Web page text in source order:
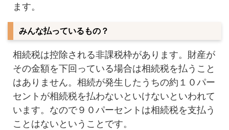
ます。
みんな払っているもの？
相続税は控除される非課税枠があります。財産が
その金額を下回っている場合は相続税を払うこと
はありません。相続が発生したうちの約１０パー
セントが相続税を払わないといけないといわれて
います。なので９０パーセントは相続税を支払う
ことはないということです。